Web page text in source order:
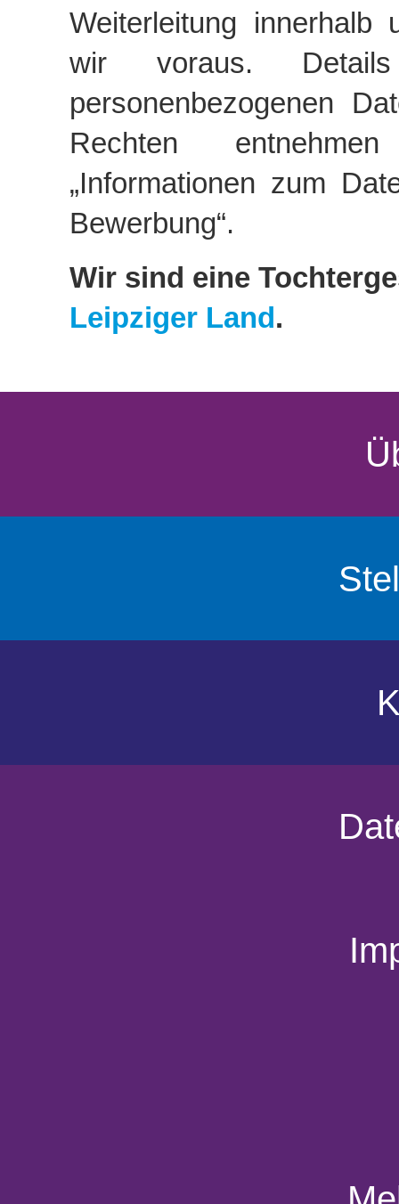
Weiterleitung innerhalb
wir voraus.
personenbezogenen
Rechten
„Informationen zum
Bewerbung“.
Wir sind eine
Leipziger Land.